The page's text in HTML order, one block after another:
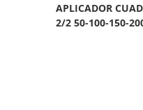
APLICADOR
2/2 50-100-150-